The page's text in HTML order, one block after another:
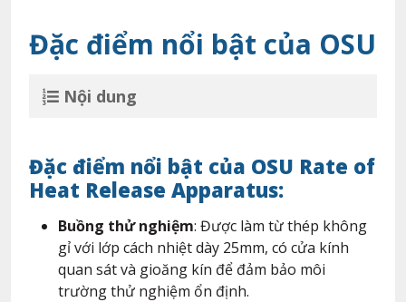
Đặc điểm nổi bật của OSU
Nội dung
Đặc điểm nổi bật của OSU Rate of
Heat Release Apparatus:
Buồng thử nghiệm: Được làm từ thép không
gỉ với lớp cách nhiệt dày 25mm, có cửa kính
quan sát và gioăng kín để đảm bảo môi
trường thử nghiệm ổn định.